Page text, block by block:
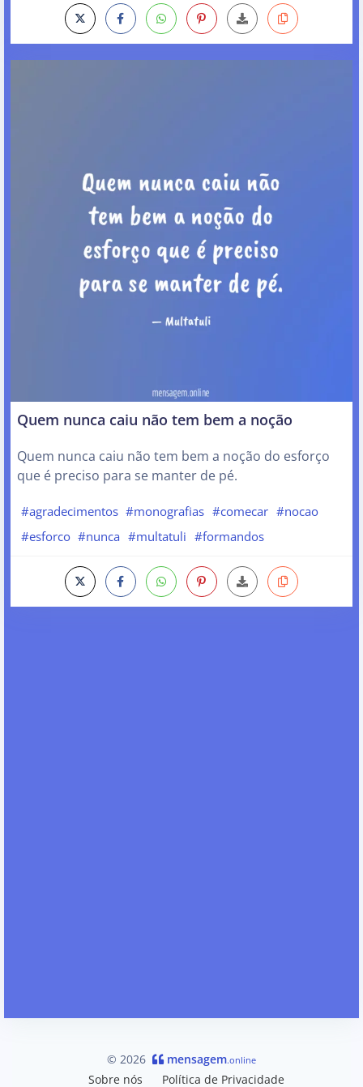
Quem nunca caiu não tem bem a noção
Quem nunca caiu não tem bem a noção do esforço
que é preciso para se manter de pé.
#agradecimentos #monografias #comecar #nocao
#esforco #nunca #multatuli #formandos
© 2026 mensagem.online
Sobre nós Política de Privacidade